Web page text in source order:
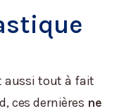
aussi tout à fait
ces dernières ne